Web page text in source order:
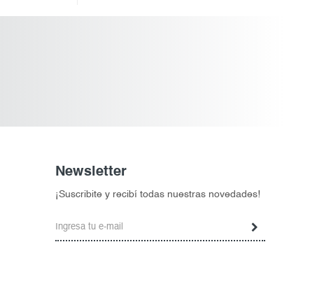
Newsletter
¡Suscribite y recibí todas nuestras novedades!